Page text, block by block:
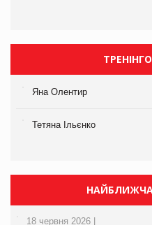
Яна Олентир
Тетяна Ільєнко
НАЙБЛИЖЧА
18 червня 2026 |